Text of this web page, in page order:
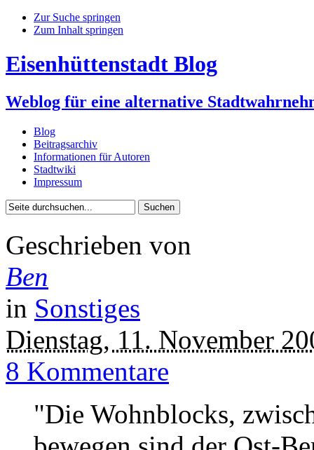
Zur Suche springen
Zum Inhalt springen
Eisenhüttenstadt Blog
Weblog für eine alternative
Blog
Beitragsarchiv
Informationen für Autoren
Stadtwiki
Impressum
Geschrieben von
Ben
in Sonstiges
Dienstag, 11. November
8 Kommentare
"Die Wohnblocks,